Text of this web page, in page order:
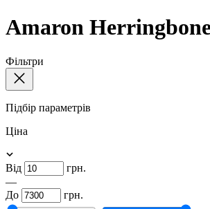
Amaron
Фільтри
Підбір параметрів
Ціна
Від
грн.
—
До
грн.